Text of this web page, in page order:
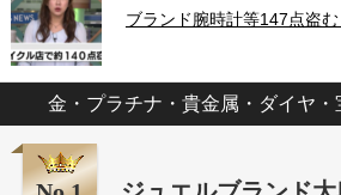
ブランド腕時計等147点盗
金・プラチナ・貴金属・ダイヤ